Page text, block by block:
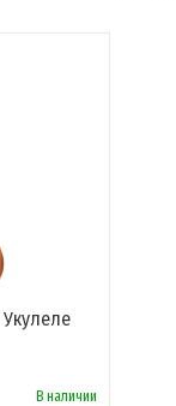
Укулеле
В наличии